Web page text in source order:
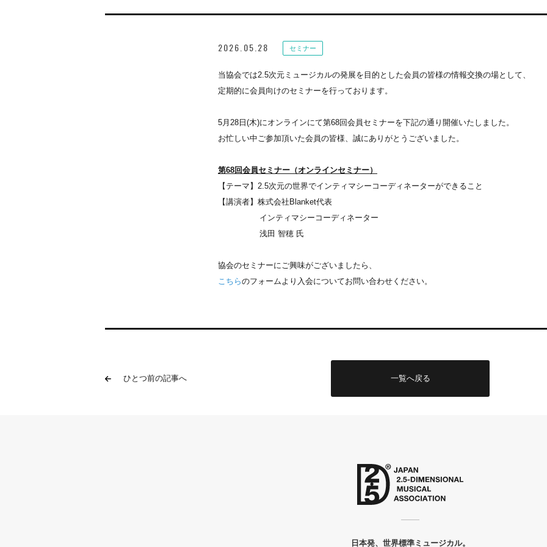
2026.05.28 セミナー
当協会では2.5次元ミュージカルの発展を目的とした会員の皆様の情報交換の場として、
定期的に会員向けのセミナーを行っております。
5月28日(木)にオンラインにて第68回会員セミナーを下記の通り開催いたしました。
お忙しい中ご参加頂いた会員の皆様、誠にありがとうございました。
第68回会員セミナー（オンラインセミナー）
【テーマ】2.5次元の世界でインティマシーコーディネーターができること
【講演者】株式会社Blanket代表
インティマシーコーディネーター
浅田 智穂 氏
協会のセミナーにご興味がございましたら、
こちらのフォームより入会についてお問い合わせください。
ひとつ前の記事へ 一覧へ戻る
日本発、世界標準ミュージカル。